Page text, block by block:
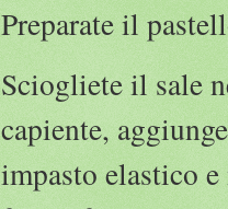
Preparate il
Sciogliete il sale
capiente,
impasto elastico